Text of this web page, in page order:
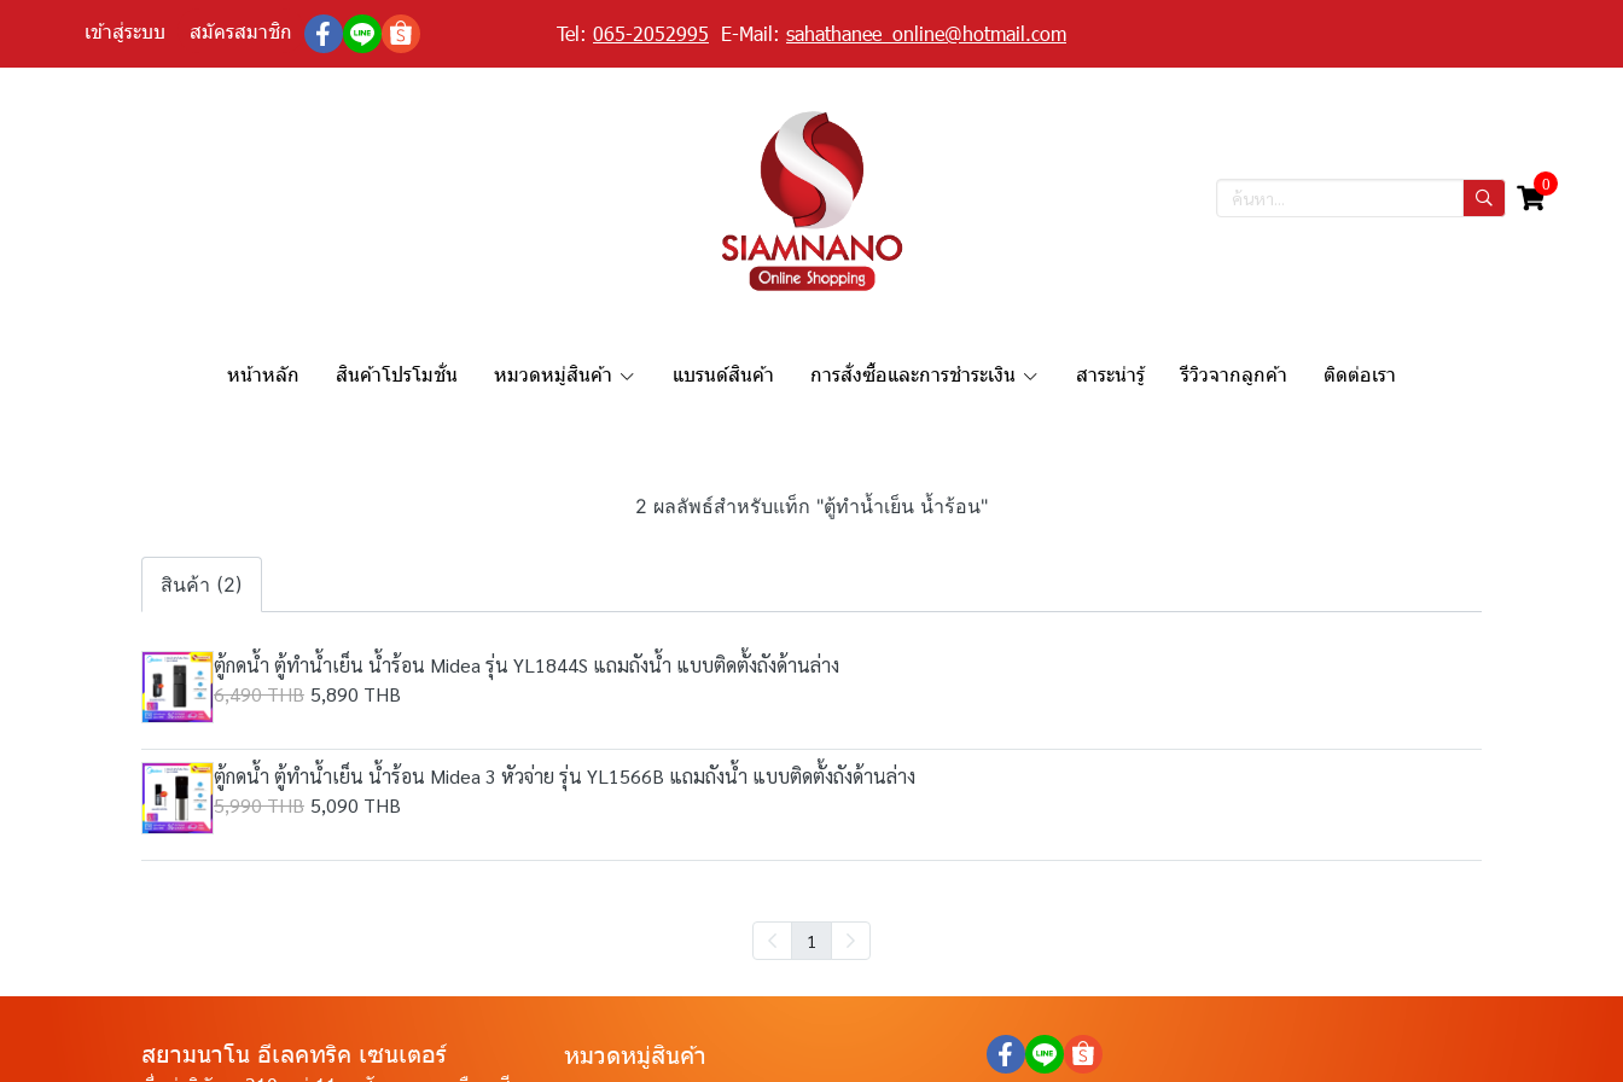
เข้าสู่ระบบ สมัครสมาชิก Tel: 065-2052995 E-Mail: sahathanee_online@hotmail.com
0
หน้าหลัก สินค้าโปรโมชั่น หมวดหมู่สินค้า แบรนด์สินค้า การสั่งซื้อและการชำระเงิน สาระน่ารู้ รีวิวจากลูกค้า ติดต่อเรา
2 ผลลัพธ์สำหรับแท็ก "ตู้ทำน้ำเย็น น้ำร้อน"
สินค้า (2)
ตู้กดน้ำ ตู้ทำน้ำเย็น น้ำร้อน Midea รุ่น YL1844S แถมถังน้ำ แบบติดตั้งถังด้านล่าง
6,490 THB 5,890 THB
ตู้กดน้ำ ตู้ทำน้ำเย็น น้ำร้อน Midea 3 หัวจ่าย รุ่น YL1566B แถมถังน้ำ แบบติดตั้งถังด้านล่าง
5,990 THB 5,090 THB
1
สยามนาโน อีเลคทริค เซนเตอร์ หมวดหมู่สินค้า